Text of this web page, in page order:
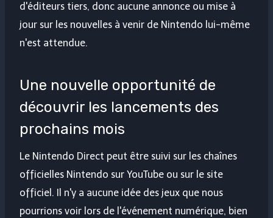
d'éditeurs tiers, donc aucune annonce ou mise à
jour sur les nouvelles à venir de Nintendo lui-même
n'est attendue.
Une nouvelle opportunité de
découvrir les lancements des
prochains mois
Le Nintendo Direct peut être suivi sur les chaînes
officielles Nintendo sur YouTube ou sur le site
officiel. Il n'y a aucune idée des jeux que nous
pourrions voir lors de l'événement numérique, bien